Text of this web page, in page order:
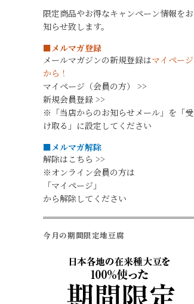
限定商品やお得なキャンペーン情報をお
知らせ致します。
■メルマガ登録
メールマガジンの新規登録はマイページ
から！
マイページ（会員の方） >>
新規会員登録 >>
※「当店からのお知らせメール」を「受
け取る」に設定してください
■メルマガ解除
解除はこちら >>
※オンライン会員の方は
「マイページ」
から解除してください
今月の期間限定地豆腐